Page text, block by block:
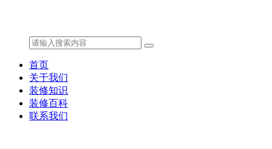
首页
关于我们
装修知识
装修百科
联系我们